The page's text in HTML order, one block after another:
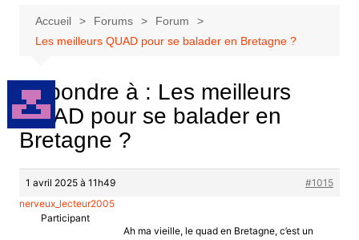
Accueil Forums
Forum
Les meilleurs QUAD pour se balader en Bretagne ?
Répondre à : Les meilleurs
QUAD pour se balader en
Bretagne ?
1 avril 2025 à 11h49
#1015
nerveux_lecteur2005
Participant
Ah ma vieille, le quad en Bretagne, c’est un